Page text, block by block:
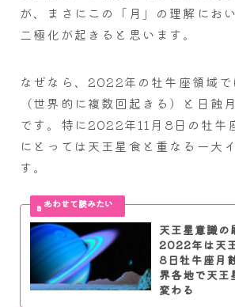
が、まさにこの「月」の理解にお
二極化が起きると思います。
なぜなら、2022年の牡牛座領域で
（世界的に複数回起きる）と日蝕
です。特に2022年11月8日の牡牛
にとっては天王星食と重なる一大
す。
天王星意識の
2022年は天
8日牡牛座月
界各地で天王
変わる